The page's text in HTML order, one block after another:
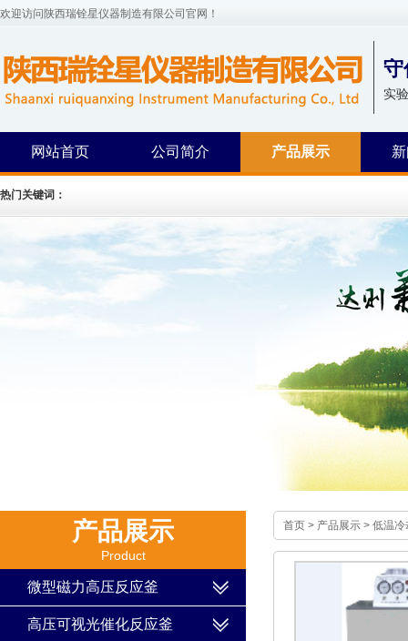
欢迎访问陕西瑞铨星仪器制造有限公司官网！
守
实
网站首页 公司简介 产品展示
热门关键词：
首页 > 产品展示 > 低温冷
产品展示
Product
微型磁力高压反应釜
高压可视光催化反应釜